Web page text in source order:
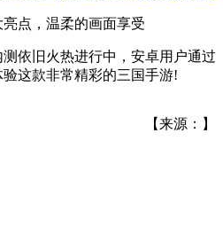
点，温柔的画面享受
依旧火热进行中，安卓用户通过
这款非常精彩的三国手游!
【来源：】